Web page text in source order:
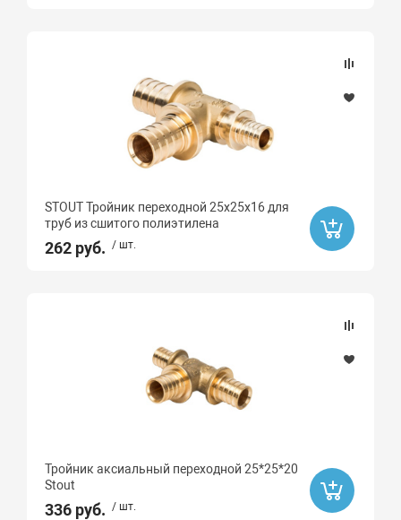
STOUT Тройник переходной 25х25х16 для
труб из сшитого полиэтилена
262 руб. / шт.
Тройник аксиальный переходной 25*25*20
Stout
336 руб. / шт.